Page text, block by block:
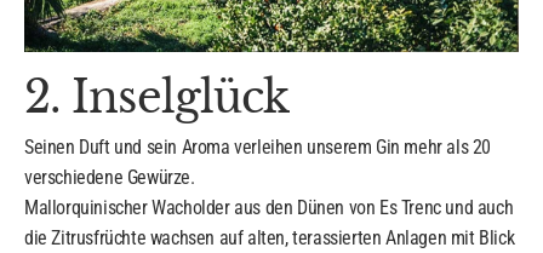
2. Inselglück
Seinen Duft und sein Aroma verleihen unserem Gin mehr als 20
verschiedene Gewürze.
Mallorquinischer Wacholder aus den Dünen von Es Trenc und auch
die Zitrusfrüchte wachsen auf alten, terassierten Anlagen mit Blick